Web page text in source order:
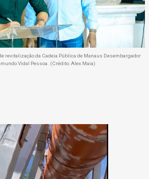
revitalização da Cadeia Pública de Manaus Desembargador
Vidal Pessoa. (Crédito: Alex Maia)